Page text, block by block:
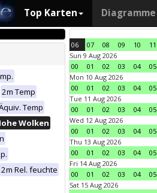
Top Karten Diagramme
2m Temp
Temp
Wolken
2m Rel. feuchte
06 07 08 09 10 11
Sun 9 Aug 2026
00
01 02 03 04 05
Mon 10 Aug 2026
00
01 02 03 04 05
Tue 11 Aug 2026
00
01 02 03 04 05
Wed 12 Aug 2026
00
01 02 03 04 05
Thu 13 Aug 2026
00
01 02 03 04 05
Fri 14 Aug 2026
00
01 02 03 04 05
Sat 15 Aug 2026